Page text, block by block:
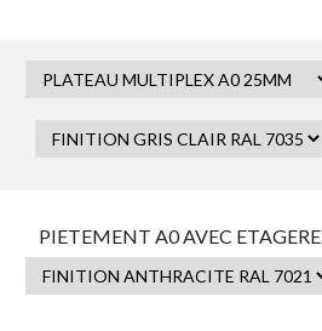
PIETEMENT A0 AVEC ETAGERE